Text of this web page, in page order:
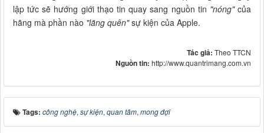
lập tức sẽ hướng giới thạo tin quay sang nguồn tin "nóng"của
hãng mà phần nào "lãng quên"sự kiện của Apple.
Tác giả: Theo TTCN
Nguồn tin: http://www.quantrimang.com.vn
Tags: công nghệ, sự kiện, quan tâm, mong đợi